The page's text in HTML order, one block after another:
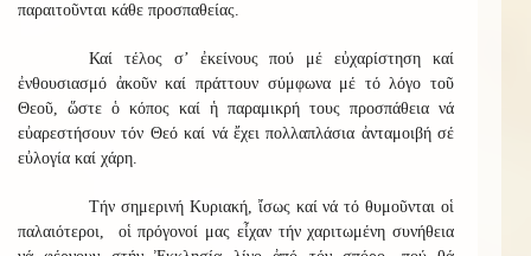
παραιτοῦνται κάθε προσπαθείας.
Καί τέλος σ’ ἐκείνους πού μέ εὐχαρίστηση καί
ἐνθουσιασμό ἀκοῦν καί πράττουν σύμφωνα μέ τό λόγο τοῦ
Θεοῦ, ὥστε ὁ κόπος καί ἡ παραμικρή τους προσπάθεια νά
εὐαρεστήσουν τόν Θεό καί νά ἔχει πολλαπλάσια ἀνταμοιβή σέ
εὐλογία καί χάρη.
Τήν σημερινή Κυριακή, ἴσως καί νά τό θυμοῦνται οἱ
παλαιότεροι, οἱ πρόγονοί μας εἶχαν τήν χαριτωμένη συνήθεια